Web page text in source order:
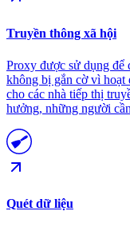
Truyền thông xã hội
Proxy được sử dụng để
không bị gắn cờ vì
cho các nhà tiếp thị
hưởng, những người
Quét dữ liệu